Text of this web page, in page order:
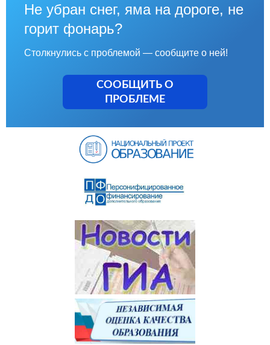
Не убран снег, яма на дороге, не
горит фонарь?
Столкнулись с проблемой — сообщите о ней!
СООБЩИТЬ О
ПРОБЛЕМЕ